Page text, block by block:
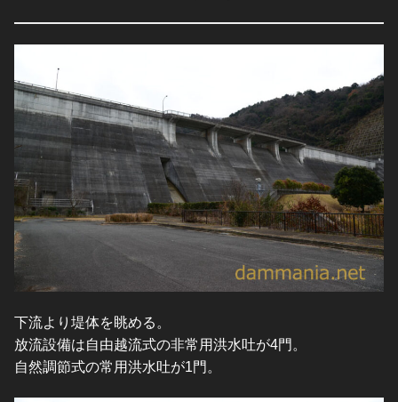
下流より堤体を眺める。
放流設備は自由越流式の非常用洪水吐が4門。
自然調節式の常用洪水吐が1門。